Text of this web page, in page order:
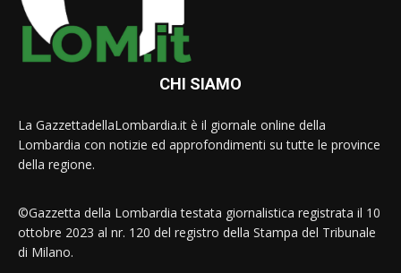
CHI SIAMO
La GazzettadellaLombardia.it è il giornale online della
Lombardia con notizie ed approfondimenti su tutte le province
della regione.
©Gazzetta della Lombardia testata giornalistica registrata il 10
ottobre 2023 al nr. 120 del registro della Stampa del Tribunale
di Milano.